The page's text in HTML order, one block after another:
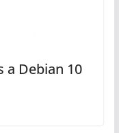
a Debian 10